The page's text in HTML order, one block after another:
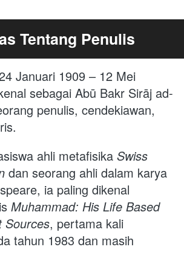
Tentang Penulis
Januari 1909 – 12 Mei
sebagai Abū Bakr Sirāj ad-
penulis, cendekiawan,
ahli metafisika Swiss
dan seorang ahli dalam karya
ia paling dikenal
Muhammad: His Life Based
Sources, pertama kali
tahun 1983 dan masih